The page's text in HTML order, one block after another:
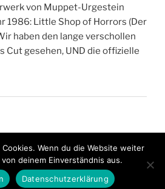
von Muppet-Urgestein
1986: Little Shop of Horrors (Der
haben den lange verschollen
Cut gesehen, UND die offizielle
Wenn du die Website weiter
deinem Einverständnis aus.
Datenschutzerklärung